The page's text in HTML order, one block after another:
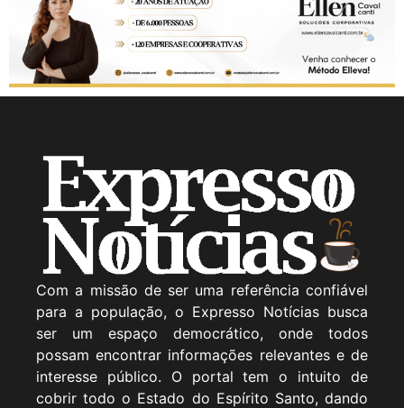
Com a missão de ser uma referência confiável
para a população, o Expresso Notícias busca
ser um espaço democrático, onde todos
possam encontrar informações relevantes e de
interesse público. O portal tem o intuito de
cobrir todo o Estado do Espírito Santo, dando